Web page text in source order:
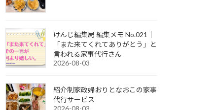
けんじ編集局 編集メモ No.021｜
「また来てくれてありがとう」と
言われる家事代行さん
2026-08-03
紹介制家政婦おりとなおこの家事
代行サービス
2026-08-03